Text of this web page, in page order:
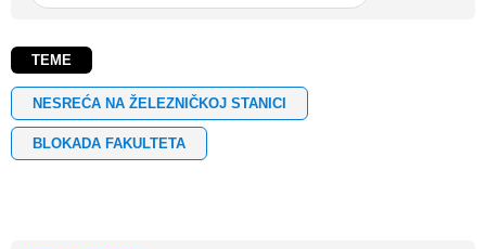
TEME
NESREĆA NA ŽELEZNIČKOJ STANICI
BLOKADA FAKULTETA